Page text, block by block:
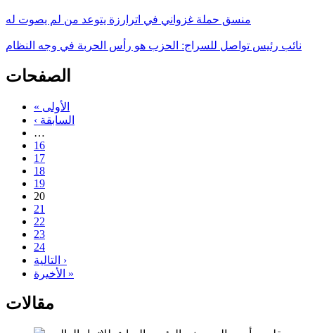
منسق حملة غزواني في اترارزة يتوعد من لم يصوت له
نائب رئيس تواصل للسراج: الحزب هو رأس الحربة في وجه النظام
الصفحات
« الأولى
‹ السابقة
…
16
17
18
19
20
21
22
23
24
التالية ›
الأخيرة »
مقالات